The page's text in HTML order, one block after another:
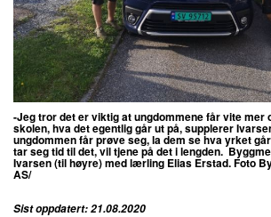
-Jeg tror det er viktig at ungdommene får vite mer
skolen, hva det egentlig går ut på, supplerer
ungdommen får prøve seg, la dem se hva yrket
tar seg tid til det, vil tjene på det i lengden.
Ivarsen(til høyre) med lærling Elias Erstad.Foto
AS/
Sist oppdatert: 21.08.2020